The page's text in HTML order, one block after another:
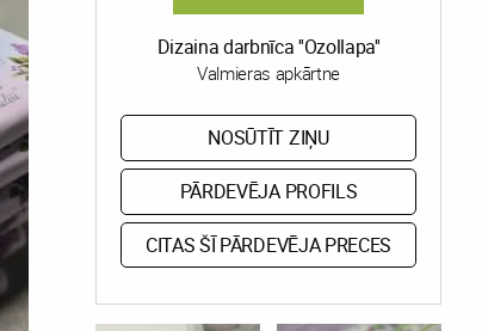
Dizaina darbnīca ''Ozollapa''
Valmieras apkārtne
NOSŪTĪT ZIŅU
PĀRDEVĒJA PROFILS
CITAS ŠĪ PĀRDEVĒJA PRECES